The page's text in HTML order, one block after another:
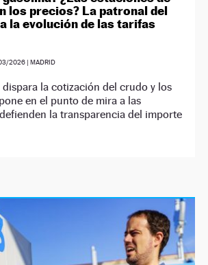
los precios? La patronal del
la evolución de las tarifas
2026| MADRID
dispara la cotización del crudo y los
en el punto de mira a las
la transparencia del importe